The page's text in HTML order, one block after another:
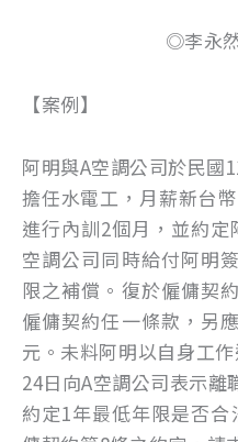
◎李永然律師
【案例】
阿明與A空調公司於民國
擔任水電工，月薪新台
進行內訓2個月，並約
空調公司同時給付阿明
限之補償。復於僱傭契
僱傭契約任一條款，另
元。未料阿明以自身工
24日向A空調公司表示離
約定1年最低年限是否